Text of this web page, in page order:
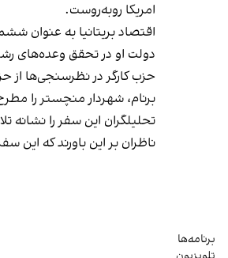
امریکا روبه‌روست.
اقتصاد بریتانیا به عنوان
دولت او در تحقق وعده‌های
حزب کارگر در نظرسنجی‌ها از
برنام، شهردار منچستر را
تحلیلگران این سفر را نشانه
ناظران بر این باورند که این
برنامه‌ها